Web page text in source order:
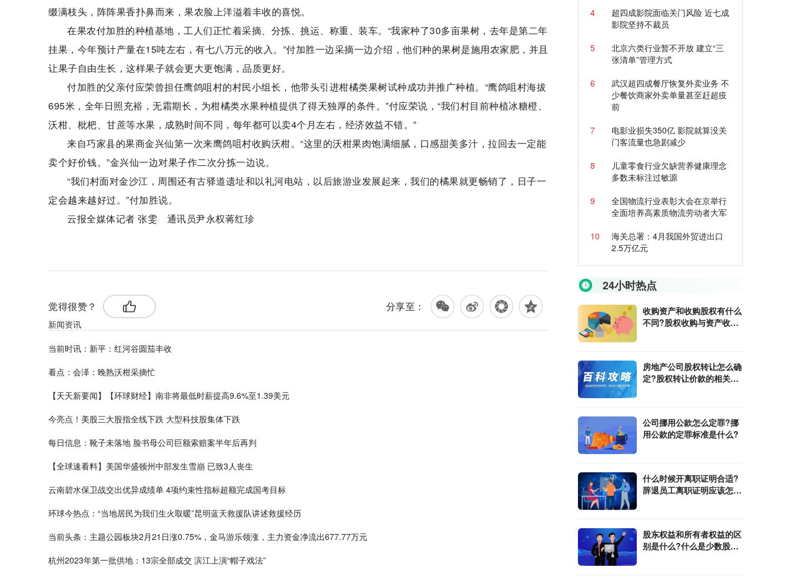
缀满枝头，阵阵果香扑鼻而来，果农脸上洋溢着丰收的喜悦。
在果农付加胜的种植基地，工人们正忙着采摘、分拣、挑运、称重、装车。“我家种了30多亩果树，去年是第二年
挂果，今年预计产量在15吨左右，有七八万元的收入。”付加胜一边采摘一边介绍，他们种的果树是施用农家肥，并且
让果子自由生长，这样果子就会更大更饱满，品质更好。
付加胜的父亲付应荣曾担任鹰鸽咀村的村民小组长，他带头引进柑橘类果树试种成功并推广种植。“鹰鸽咀村海拔
695米，全年日照充裕，无霜期长，为柑橘类水果种植提供了得天独厚的条件。”付应荣说，“我们村目前种植冰糖橙、
沃柑、枇杷、甘蔗等水果，成熟时间不同，每年都可以卖4个月左右，经济效益不错。”
来自巧家县的果商金兴仙第一次来鹰鸽咀村收购沃柑。“这里的沃柑果肉饱满细腻，口感甜美多汁，拉回去一定能
卖个好价钱。”金兴仙一边对果子作二次分拣一边说。
“我们村面对金沙江，周围还有古驿道遗址和以礼河电站，以后旅游业发展起来，我们的橘果就更畅销了，日子一
定会越来越好过。”付加胜说。
云报全媒体记者 张雯 通讯员尹永权蒋红珍
觉得很赞？ 分享至：
新闻资讯
当前时讯：新平：红河谷圆茄丰收
看点：会泽：晚熟沃柑采摘忙
【天天新要闻】【环球财经】南非将最低时薪提高9.6%至1.39美元
今亮点！美股三大股指全线下跌 大型科技股集体下跌
每日信息：靴子未落地 脸书母公司巨额索赔案半年后再判
【全球速看料】美国华盛顿州中部发生雪崩 已致3人丧生
云南碧水保卫战交出优异成绩单 4项约束性指标超额完成国考目标
环球今热点：“当地居民为我们生火取暖”昆明蓝天救援队讲述救援经历
当前头条：主题公园板块2月21日涨0.75%，金马游乐领涨，主力资金净流出677.77万元
杭州2023年第一批供地：13宗全部成交 滨江上演“帽子戏法”
4
超四成影院面临关门风险 近七成
影院坚持不裁员
5
北京六类行业暂不开放 建立“三
张清单”管理方式
6
武汉超四成餐厅恢复外卖业务 不
少餐饮商家外卖单量甚至赶超疫
前
7
电影业损失350亿 影院就算没关
门客流量也急剧减少
8
儿童零食行业欠缺营养健康理念
多数未标注过敏源
9
全国物流行业表彰大会在京举行
全面培养高素质物流劳动者大军
10
海关总署：4月我国外贸进出口
2.5万亿元
24小时热点
收购资产和收购股权有什么
不同?股权收购与资产收购
房地产公司股权转让怎么确
定?股权转让价款的相关规
公司挪用公款怎么定罪?挪
用公款的定罪标准是什么?
什么时候开离职证明合适?
辞退员工离职证明应该怎么
股东权益和所有者权益的区
别是什么?什么是少数股东